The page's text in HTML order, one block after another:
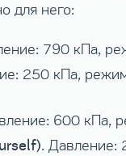
для него:
790 кПа,
250 кПа,
600 кПа,
. Давление: